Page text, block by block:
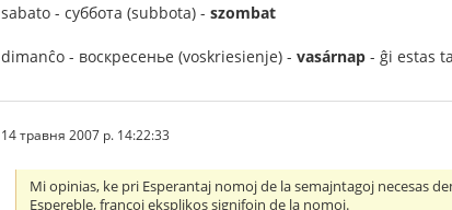
sabato - суббота (subbota) - szombat
dimanĉo - воскресенье (voskriesienje) - vasárnap - ĝi estas
14 травня 2007 р. 14:22:33
Mi opinias, ke pri Esperantaj nomoj de la semajntagoj necesas
Espereble, francoj eksplikos signifojn de la nomoj.